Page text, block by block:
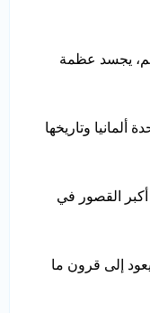
يجسد عظمة
ألمانيا وتاريخها
القصور في
يعود إلى قرون ما